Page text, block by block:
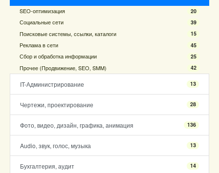
SEO-оптимизация 20
Социальные сети 39
Поисковые системы, ссылки, каталоги 15
Реклама в сети 45
Сбор и обработка информации 25
Прочее (Продвижение, SEO, SMM) 42
IT-Администрирование 13
Чертежи, проектирование 28
Фото, видео, дизайн, графика, анимация 136
Audio, звук, голос, музыка 13
Бухгалтерия, аудит 14